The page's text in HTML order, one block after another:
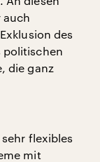
auch
des
politischen
die ganz
flexibles
mit